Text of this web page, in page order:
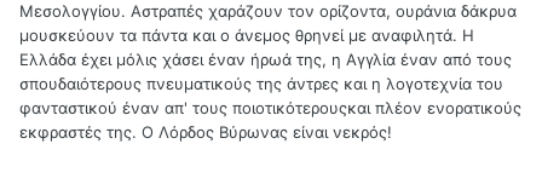
Μεσολογγίου. Αστραπές χαράζουν τον ορίζοντα, ουράνια δάκρυα
μουσκεύουν τα πάντα και ο άνεμος θρηνεί με αναφιλητά. Η
Ελλάδα έχει μόλις χάσει έναν ήρωά της, η Αγγλία έναν από τους
σπουδαιότερους πνευματικούς της άντρες και η λογοτεχνία του
φανταστικού έναν απ' τους ποιοτικότερουςκαι πλέον ενορατικούς
εκφραστές της. Ο Λόρδος Βύρωνας είναι νεκρός!